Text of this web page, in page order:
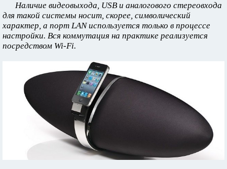
Наличие видеовыхода, USB и аналогового стереовхода
для такой системы носит, скорее, символический
характер, а порт LAN используется только в процессе
настройки. Вся коммутация на практике реализуется
посредством Wi-Fi.